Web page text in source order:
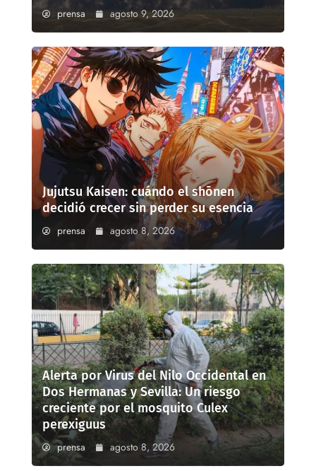
prensa agosto 9, 2026
Jujutsu Kaisen: cuándo el shōnen
decidió crecer sin perder su esencia
prensa agosto 8, 2026
Alerta por Virus del Nilo Occidental en
Dos Hermanas y Sevilla: Un riesgo
creciente por el mosquito Culex
perexiguus
prensa agosto 8, 2026